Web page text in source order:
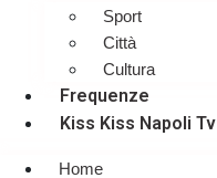
Sport
Città
Cultura
Frequenze
Kiss Kiss Napoli Tv
Home